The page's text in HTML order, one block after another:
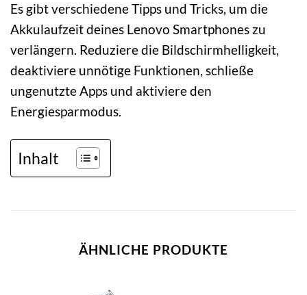
Es gibt verschiedene Tipps und Tricks, um die
Akkulaufzeit deines Lenovo Smartphones zu
verlängern. Reduziere die Bildschirmhelligkeit,
deaktiviere unnötige Funktionen, schließe
ungenutzte Apps und aktiviere den
Energiesparmodus.
Inhalt
ÄHNLICHE PRODUKTE